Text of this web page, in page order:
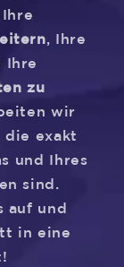
, Ihre
Ihre
zu
wir
die exakt
und Ihres
sind.
auf und
in eine